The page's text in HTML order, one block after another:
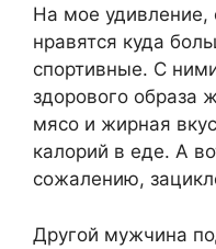
На мое
нравятся куда
спортивные. С
здорового
мясо и жирная
калорий в еде. А
сожалению,
Другой мужчина